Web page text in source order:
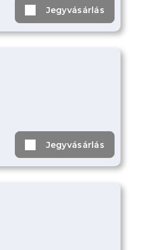
Jegyvásárlás
Jegyvásárlás